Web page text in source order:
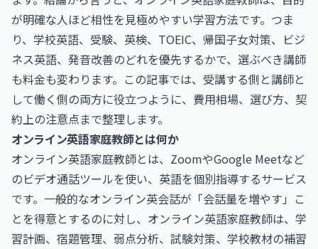
が明確な人ほど相性を見極めやすい学習方法です。つま
り、学校英語、受験、英検、TOEIC、帰国子女対策、ビジ
ネス英語、発音改善のどれを優先するかで、選ぶべき講師
も料金も変わります。この記事では、受講する側と講師と
して働く側の両方に役立つように、費用相場、選び方、契
約上の注意点まで整理します。
オンライン英語家庭教師とは何か
オンライン英語家庭教師とは、ZoomやGoogle Meetなど
のビデオ通話ツールを使い、英語を個別指導するサービス
です。一般的なオンライン英会話が「会話量を増やす」こ
とを得意とするのに対し、オンライン英語家庭教師は、学
習計画、宿題管理、弱点分析、試験対策、学校教材の補習